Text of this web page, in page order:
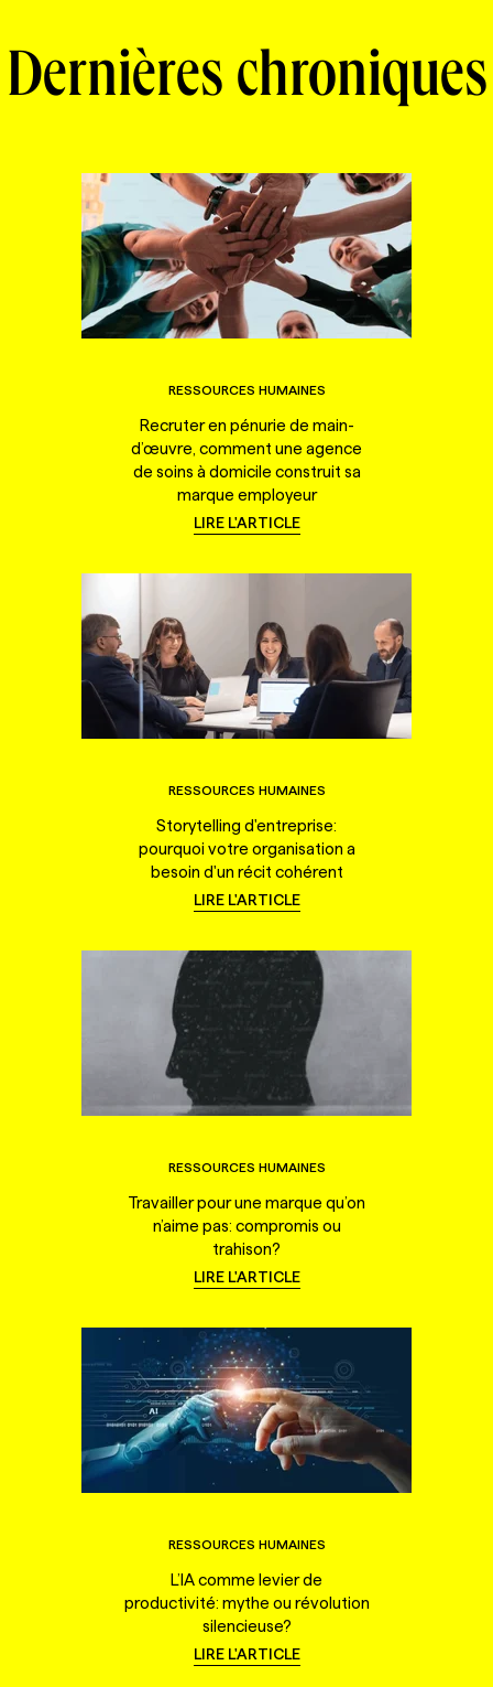
Dernières chroniques
RESSOURCES HUMAINES
Recruter en pénurie de main-
d’œuvre, comment une agence
de soins à domicile construit sa
marque employeur
LIRE L'ARTICLE
RESSOURCES HUMAINES
Storytelling d'entreprise:
pourquoi votre organisation a
besoin d'un récit cohérent
LIRE L'ARTICLE
RESSOURCES HUMAINES
Travailler pour une marque qu’on
n’aime pas: compromis ou
trahison?
LIRE L'ARTICLE
RESSOURCES HUMAINES
L’IA comme levier de
productivité: mythe ou révolution
silencieuse?
LIRE L'ARTICLE